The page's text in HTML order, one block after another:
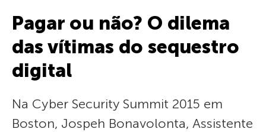
Pagar ou não? O dilema
das vítimas do sequestro
digital
Na Cyber Security Summit 2015 em
Boston, Jospeh Bonavolonta, Assistente